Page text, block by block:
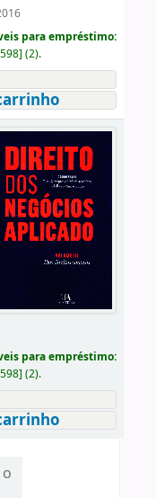
para empréstimo:
] (2).
para empréstimo:
] (2).